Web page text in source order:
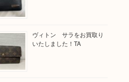
ヴィトン サラをお買取り
いたしました！TA